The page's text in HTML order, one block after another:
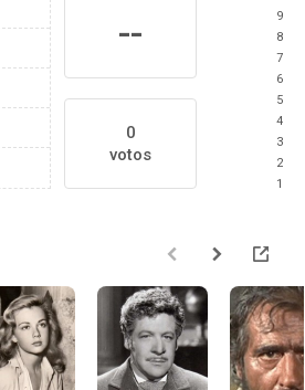
--
0
votos
9
8
7
6
5
4
3
2
1